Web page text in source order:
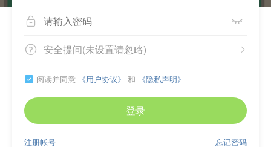
 
 
安全提问(未设置请忽略)
 阅读并同意 《用户协议》 和 《隐私声明》
登录
忘记密码
注册帐号